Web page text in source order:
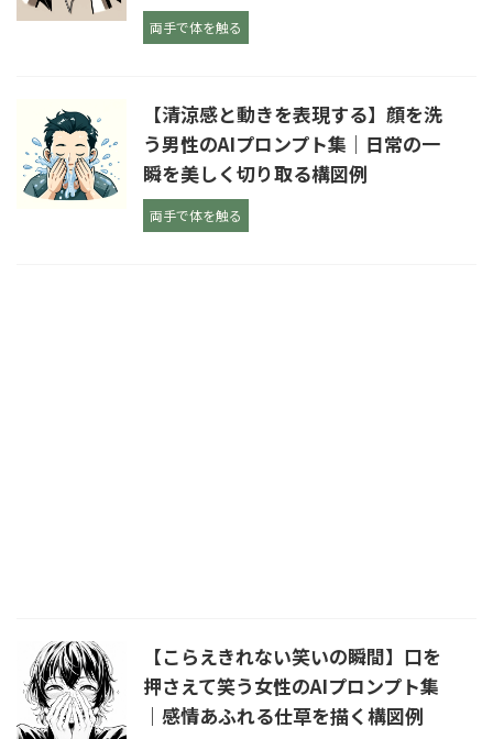
両手で体を触る
【清涼感と動きを表現する】顔を洗
う男性のAIプロンプト集｜日常の一
瞬を美しく切り取る構図例
両手で体を触る
【こらえきれない笑いの瞬間】口を
押さえて笑う女性のAIプロンプト集
｜感情あふれる仕草を描く構図例